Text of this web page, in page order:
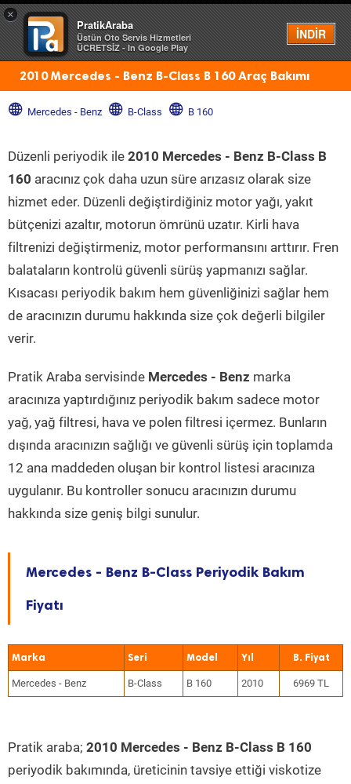
×
PratikAraba
Üstün Oto Servis Hizmetleri
ÜCRETSİZ - In Google Play
İNDİR
Menü
2010 Mercedes - Benz B-Class B 160 Araç Bakımı
Mercedes - Benz B-Class B 160
Düzenli periyodik ile 2010 Mercedes - Benz B-Class B
160 aracınız çok daha uzun süre arızasız olarak size
hizmet eder. Düzenli değiştirdiğiniz motor yağı, yakıt
bütçenizi azaltır, motorun ömrünü uzatır. Kirli hava
filtrenizi değiştirmeniz, motor performansını arttırır. Fren
balataların kontrolü güvenli sürüş yapmanızı sağlar.
Kısacası periyodik bakım hem güvenliğinizi sağlar hem
de aracınızın durumu hakkında size çok değerli bilgiler
verir.
Pratik Araba servisinde Mercedes - Benz marka
aracınıza yaptırdığınız periyodik bakım sadece motor
yağ, yağ filtresi, hava ve polen filtresi içermez. Bunların
dışında aracınızın sağlığı ve güvenli sürüş için toplamda
12 ana maddeden oluşan bir kontrol listesi aracınıza
uygulanır. Bu kontroller sonucu aracınızın durumu
hakkında size geniş bilgi sunulur.
Mercedes - Benz B-Class Periyodik Bakım
Fiyatı
Marka Seri Model Yıl
Mercedes - Benz B-Class B 160 2010 6969 TL
Pratik araba; 2010 Mercedes - Benz B-Class B 160
periyodik bakımında, üreticinin tavsiye ettiği viskotize